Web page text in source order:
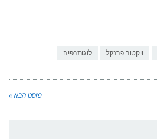
ויקטור פרנקל לוגותרפיה
פוסט הבא »